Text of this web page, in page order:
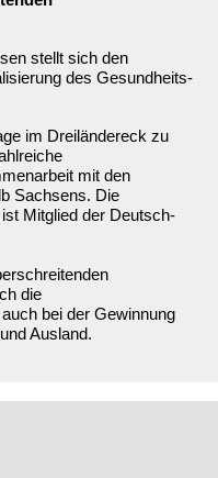
stellt sich den
des Gesundheits-
im Dreiländereck zu
mit den
Sachsens. Die
Mitglied der Deutsch-
die
bei der Gewinnung
Ausland.